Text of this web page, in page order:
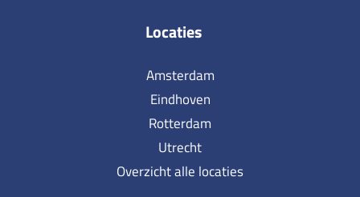
Locaties
Amsterdam
Eindhoven
Rotterdam
Utrecht
Overzicht alle locaties